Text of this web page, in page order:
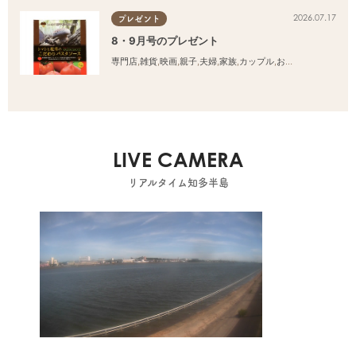
プレゼント 2026.07.17
8・9月号のプレゼント
専門店,雑貨,映画,親子,夫婦,家族,カップル,おひとりさま
LIVE CAMERA
リアルタイム知多半島